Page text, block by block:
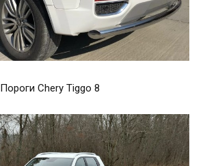
Пороги Chery Tiggo 8